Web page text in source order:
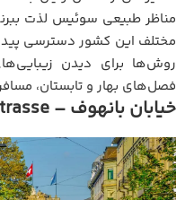
مناظر طبیعی سوئیس لذت
مختلف این کشور دسترسی
روش‌ها برای دیدن
فصل‌های بهار و تابستان،
خیابان بانهوف – Bahnhofstrasse